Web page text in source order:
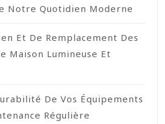
Notre Quotidien Moderne
Et De Remplacement Des
Maison Lumineuse Et
De Vos Équipements
Régulière